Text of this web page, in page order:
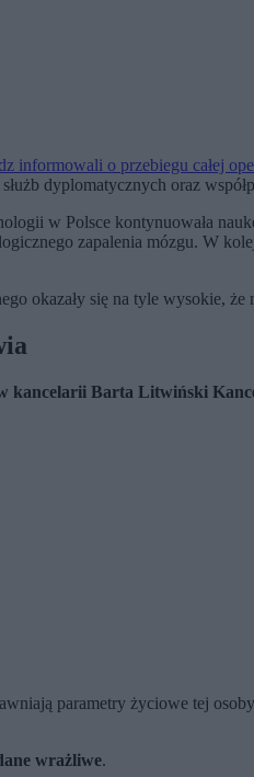
informowali o przebiegu całej
dyplomatycznych oraz
w Polsce kontynuowała
zapalenia mózgu. W
okazały się na tyle wysokie,
kancelarii Barta Litwiński
parametry życiowe tej
wrażliwe.